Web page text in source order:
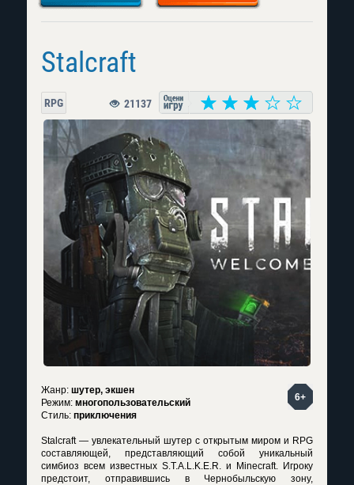
Stalcraft
RPG 21137
6+
Жанр: шутер, экшен
Режим: многопользовательский
Стиль: приключения
Stalcraft — увлекательный шутер с открытым миром и RPG
составляющей, представляющий собой уникальный
симбиоз всем известных S.T.A.L.K.E.R. и Minecraft. Игроку
предстоит, отправившись в Чернобыльскую зону,